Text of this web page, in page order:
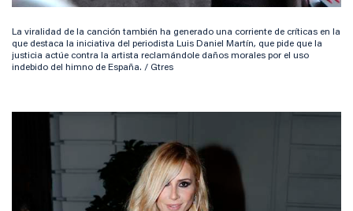
La viralidad de la canción también ha generado una corriente de críticas en la
que destaca la iniciativa del periodista Luis Daniel Martín, que pide que la
justicia actúe contra la artista reclamándole daños morales por el uso
indebido del himno de España. / Gtres